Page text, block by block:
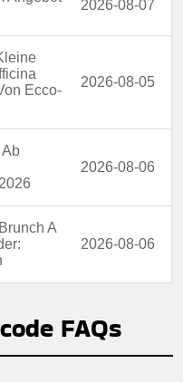
2026-08-07
Ecco-
2026-08-05
2026-08-06
A
2026-08-06
FAQs